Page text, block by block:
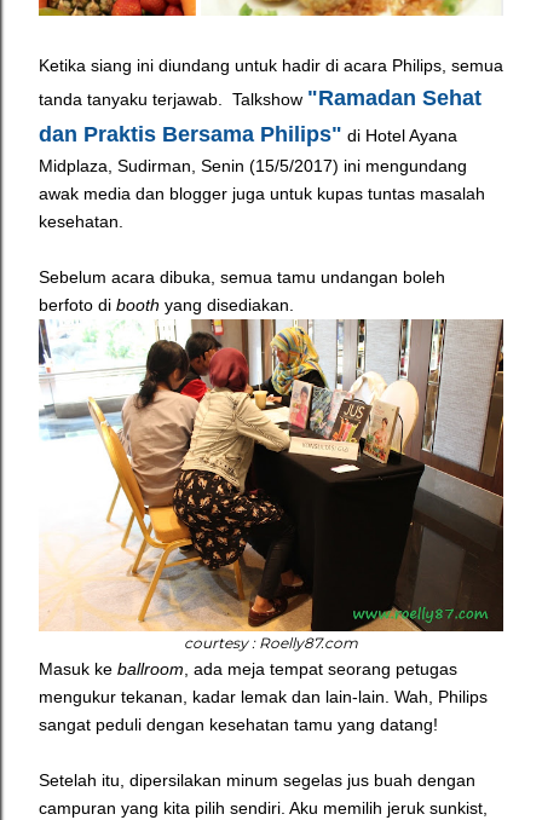
Ketika siang ini diundang untuk hadir di acara Philips, semua
tanda tanyaku terjawab. Talkshow "Ramadan Sehat
dan Praktis Bersama Philips" di Hotel Ayana
Midplaza, Sudirman, Senin (15/5/2017) ini mengundang
awak media dan blogger juga untuk kupas tuntas masalah
kesehatan.
Sebelum acara dibuka, semua tamu undangan boleh
berfoto di booth yang disediakan.
courtesy : Roelly87.com
Masuk ke ballroom, ada meja tempat seorang petugas
mengukur tekanan, kadar lemak dan lain-lain. Wah, Philips
sangat peduli dengan kesehatan tamu yang datang!
Setelah itu, dipersilakan minum segelas jus buah dengan
campuran yang kita pilih sendiri. Aku memilih jeruk sunkist,